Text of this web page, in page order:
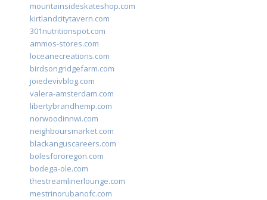
mountainsideskateshop.com
kirtlandcitytavern.com
301nutritionspot.com
ammos-stores.com
loceanecreations.com
birdsongridgefarm.com
joiedevivblog.com
valera-amsterdam.com
libertybrandhemp.com
norwoodinnwi.com
neighboursmarket.com
blackanguscareers.com
bolesfororegon.com
bodega-ole.com
thestreamlinerlounge.com
mestrinorubanofc.com